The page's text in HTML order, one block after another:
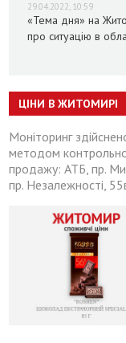
29.04.2022, 10:59
«Тема дня» на
про ситуацію в
ЦІНИ В ЖИТОМИРІ
Моніторинг
методом
продажу: АТБ, пр.
пр. Незалежності,